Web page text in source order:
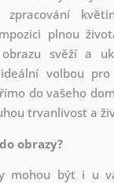
zpracování
plnou
svěží a
volbou
do vašeho
trvanlivost a
obrazy?
mohou být i u